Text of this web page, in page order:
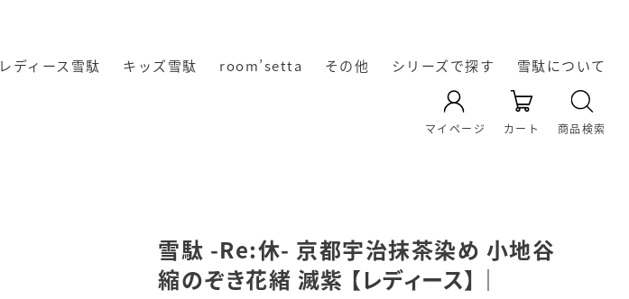
レディース雪駄 キッズ雪駄 room’setta その他 シリーズで探す
Re:休
Rekyu
凛輝-rin-
レザー雪駄
暖かい冬雪駄
YAMATO KOBO -cross-
天空 TenQoo®
雪駄について
奈良の雪
雪駄の起
雪駄の生
オリジナ
雪駄の履
雪駄の素
雪駄の素
マイページ カート 商品検索
雪駄 -Re:休- 京都宇治抹茶染め 小地谷
縮のぞき花緒 滅紫 【レディース】｜